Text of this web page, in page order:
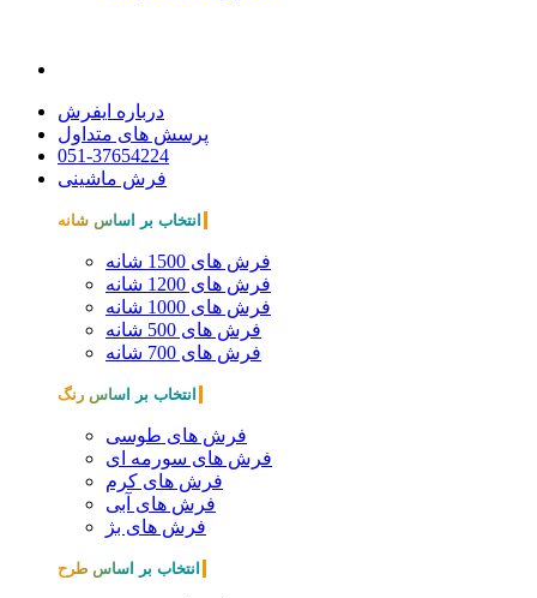
درباره ایفرش
پرسش های متداول
051-37654224
فرش ماشینی
انتخاب بر اساس شانه
فرش های 1500 شانه
فرش های 1200 شانه
فرش های 1000 شانه
فرش های 500 شانه
فرش های 700 شانه
انتخاب بر اساس رنگ
فرش های طوسی
فرش های سورمه ای
فرش های کرم
فرش های آبی
فرش های بژ
انتخاب بر اساس طرح